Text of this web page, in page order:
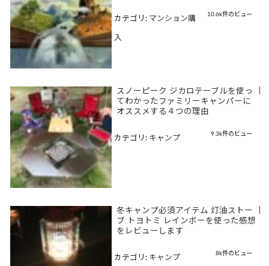
10.6k件のビュー
カテゴリ: マンション購
入
スノーピーク ジカロテーブルを使っ
てわかったファミリーキャンパーに
オススメする４つの理由
9.3k件のビュー
カテゴリ: キャンプ
冬キャンプ必須アイテム 灯油ストー
ブ トヨトミ レインボーを使った感想
をレビューします
8k件のビュー
カテゴリ: キャンプ